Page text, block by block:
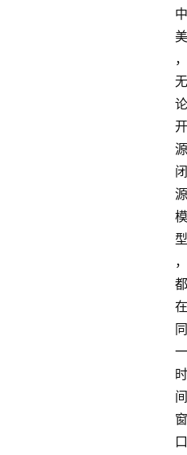
中
美
，
无
论
开
源
闭
源
模
型
，
都
在
同
一
时
间
窗
口